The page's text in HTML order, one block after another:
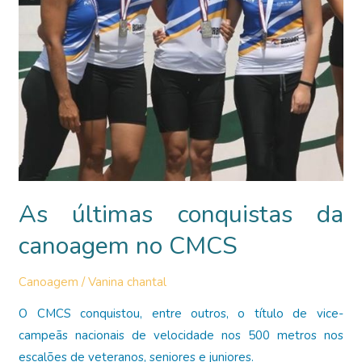
As últimas conquistas da
canoagem no CMCS
Canoagem /Vanina chantal
O CMCS conquistou, entre outros, o título de vice-
campeãs nacionais de velocidade nos 500 metros nos
escalões de veteranos, seniores e juniores.